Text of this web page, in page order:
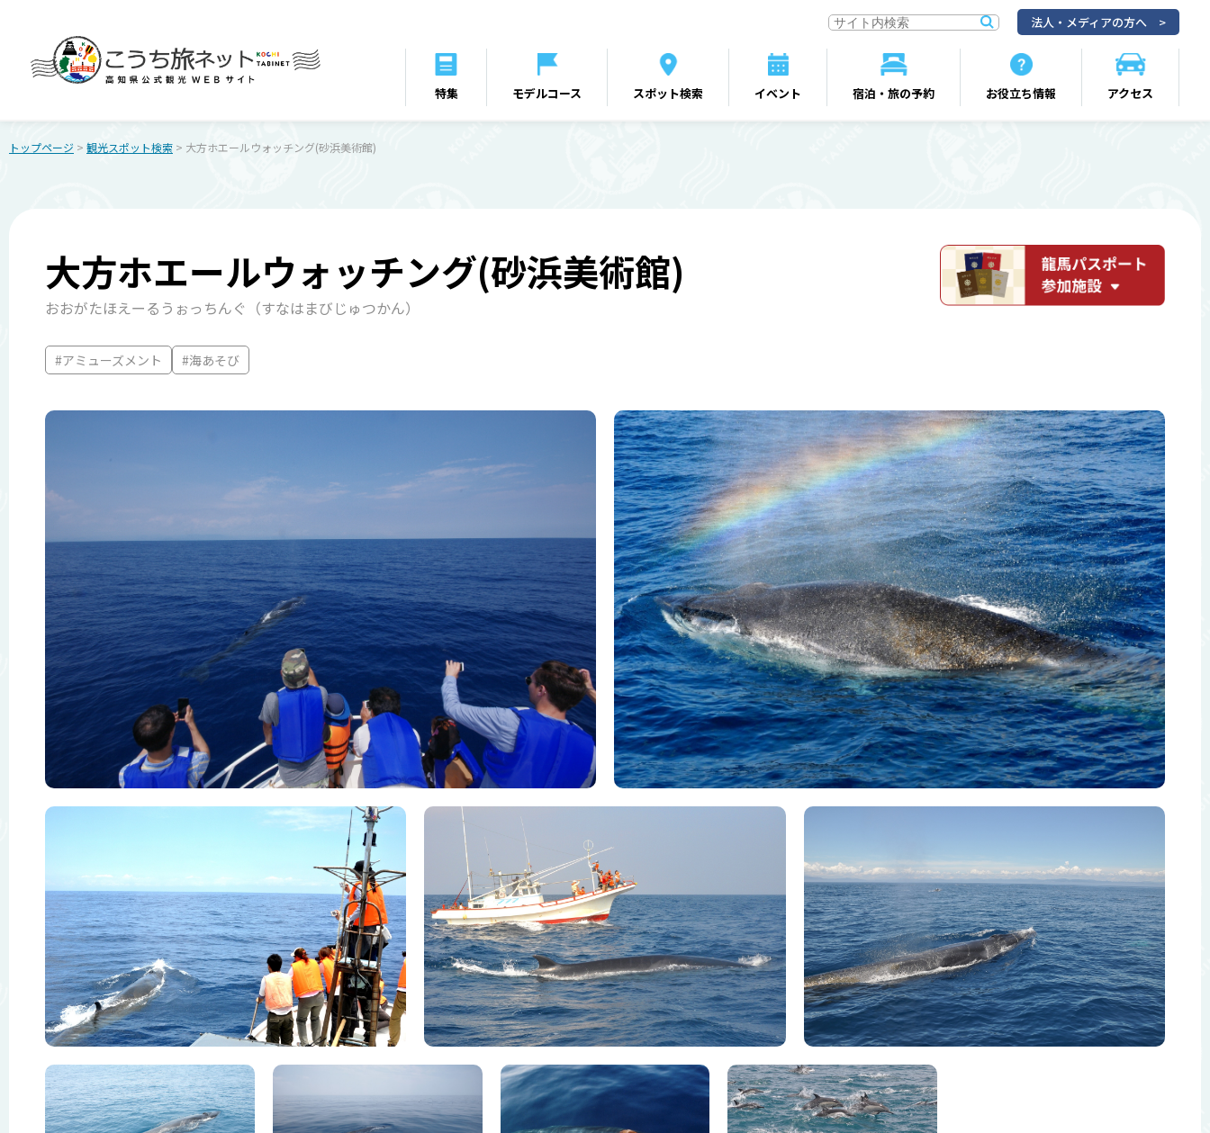
特集 モデルコース スポット検索 イベント 宿泊・旅の予約 お役立ち情報 アクセス
法人・メディアの方へ
トップページ > 観光スポット検索 > 大方ホエールウォッチング(砂浜美術館)
大方ホエールウォッチング(砂浜美術館)
おおがたほえーるうぉっちんぐ（すなはまびじゅつかん）
#アミューズメント #海あそび